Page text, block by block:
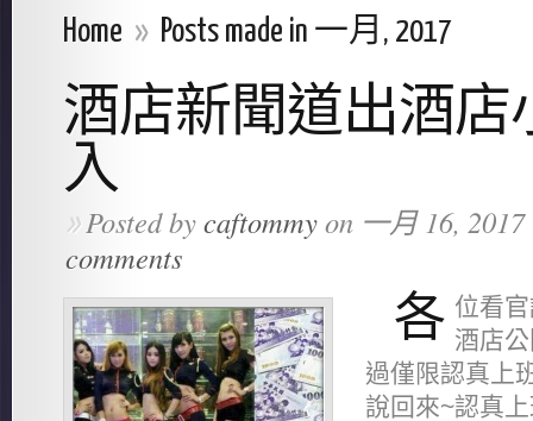
Home » Posts made in 一月, 2017
酒店新聞道出酒店
入
»Posted bycaftommyon 一月 16,
comments
各 位看
酒店
過僅限認真上
說回來~認真